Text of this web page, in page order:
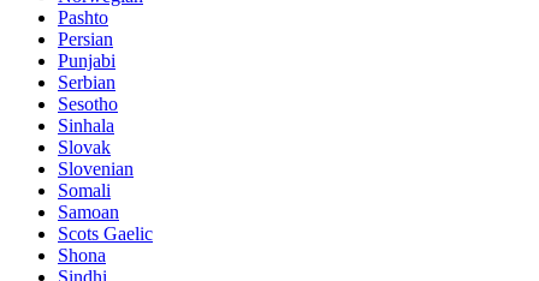
Pashto
Persian
Punjabi
Serbian
Sesotho
Sinhala
Slovak
Slovenian
Somali
Samoan
Scots Gaelic
Shona
Sindhi